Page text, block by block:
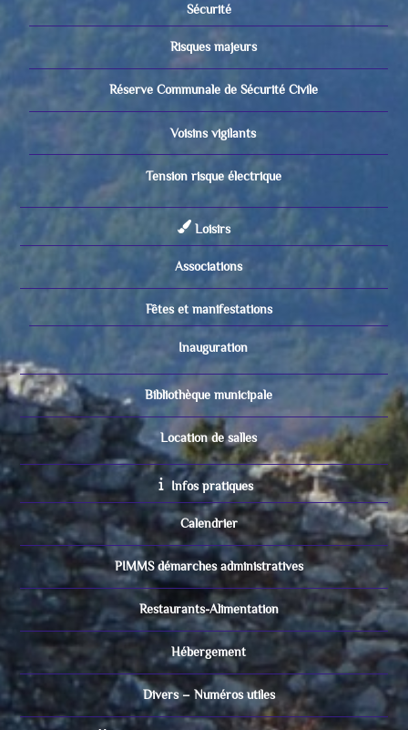
Sécurité
Risques majeurs
Réserve Communale de Sécurité Civile
Voisins vigilants
Tension risque électrique
Loisirs
Associations
Fêtes et manifestations
Inauguration
Bibliothèque municipale
Location de salles
Infos pratiques
Calendrier
PIMMS démarches administratives
Restaurants-Alimentation
Hébergement
Divers – Numéros utiles